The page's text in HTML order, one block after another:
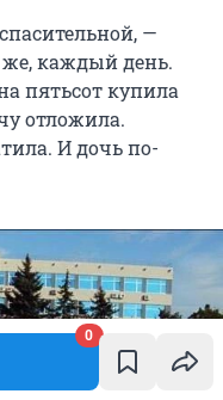
0
—
же, каждый день.
пятьсот купила
отложила.
И дочь по-